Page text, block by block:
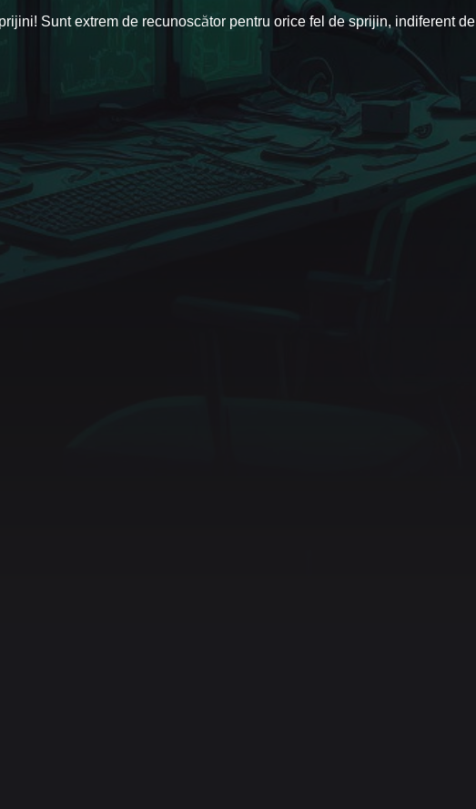
Sunt extrem de recunoscător pentru orice fel de sprijin, indiferent de
Abonează-te pe Twitch
Urmărește-ne pe Twitter